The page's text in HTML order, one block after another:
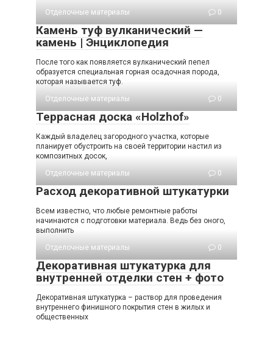
Отделочные материалы 0
Камень туф вулканический —
камень | Энциклопедия
После того как появляется вулканический пепел
образуется специальная горная осадочная порода,
которая называется туф.
Отделочные материалы
0
Террасная доска «Holzhof»
Каждый владелец загородного участка, которые
планирует обустроить на своей территории настил из
композитных досок,
Отделочные материалы
0
Расход декоративной штукатурки
Всем известно, что любые ремонтные работы
начинаются с подготовки материала. Ведь без оного,
выполнить
Отделочные материалы
0
Декоративная штукатурка для
внутренней отделки стен + фото
Декоративная штукатурка – раствор для проведения
внутреннего финишного покрытия стен в жилых и
общественных